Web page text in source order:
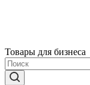
Товары для бизнеса